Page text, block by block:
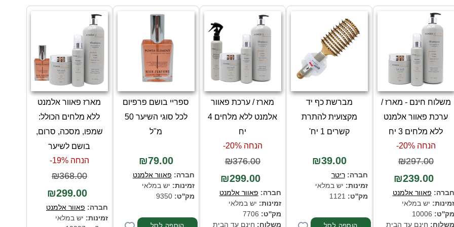
משלוח חינם - מארז /
ערכת פאוור אלמנט
ללא מלחים 3 יח
הנחה 20%-
₪297.00
₪239.00
חברה: פאוור אלמנט
זמינות: יש במלאי
מק''ט:
משלוח: חינם עד הבית
מברשת כף יד
מקצועית להתרת
קשרים 1 יח'
₪39.00
חברה:ריטר
זמינות: יש במלאי
מק''ט:
מארז / ערכת פאוור
אלמנט ללא מלחים 4
יח
הנחה 20%-
₪376.00
₪299.00
חברה: פאוור אלמנט
זמינות: יש במלאי
מק''ט:
משלוח: חינם עד הבית
ספריי בושם פרפיום
לכל סוגי השיער 50
מ"ל
₪79.00
חברה: פאוור אלמנט
זמינות: יש במלאי
מק''ט: 9350
מארז פאוור אלמנט
ללא מלחים הכולל:
שמפו, מסכה, סרום,
בושם לשיער
הנחה 19%-
₪368.00
₪299.00
חברה: פאוור אלמנט
זמינות: יש במלאי